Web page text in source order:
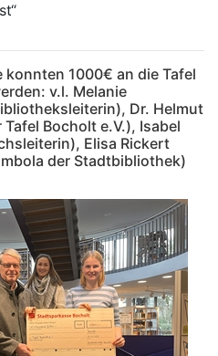
konnten 1000€ an die Tafel
v.l. Melanie
Dr. Helmut
Bocholt e.V.), Isabel
Elisa Rickert
der Stadtbibliothek)